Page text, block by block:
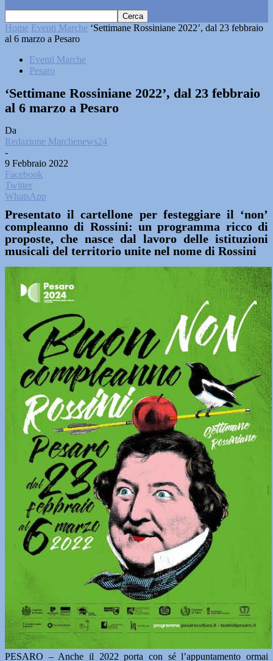
Home Eventi Marche ‘Settimane Rossiniane 2022’, dal 23 febbraio
al 6 marzo a Pesaro
Eventi Marche
Pesaro
‘Settimane Rossiniane 2022’, dal 23 febbraio
al 6 marzo a Pesaro
Da
Redazione Marchenews24
-
9 Febbraio 2022
Facebook
Twitter
WhatsApp
Presentato il cartellone per festeggiare il ‘non’
compleanno di Rossini: un programma ricco di
proposte, che nasce dal lavoro delle istituzioni
musicali del territorio unite nel nome di Rossini
PESARO – Anche il 2022 porta con sé l’appuntamento ormai